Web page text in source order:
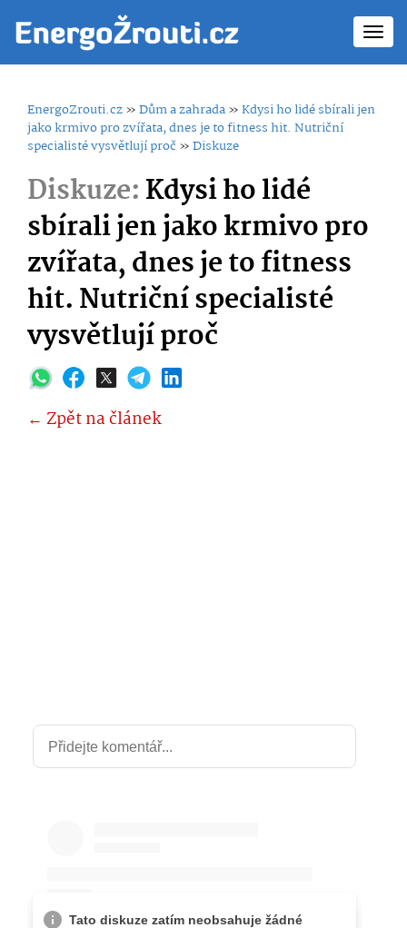
EnergoZrouti.cz»Dům a zahrada»Kdysi ho lidé sbírali jen
jako krmivo pro zvířata, dnes je to fitness hit. Nutriční
specialisté vysvětlují proč »Diskuze
Diskuze:Kdysi ho lidé
sbírali jen jako krmivo pro
zvířata, dnes je to fitness
hit. Nutriční specialisté
vysvětlují proč
← Zpět na článek